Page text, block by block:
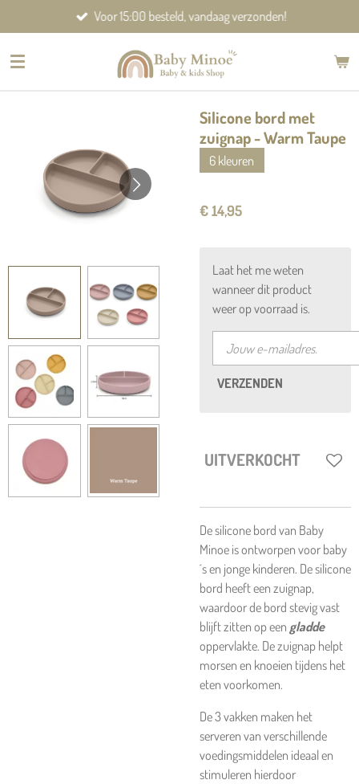
direct
naar
Voor 15:00 besteld, vandaag verzonden!
Silicone bord met
zuignap - Warm Taupe
6 kleuren
€ 14,95
Laat het me weten
wanneer dit product
weer op voorraad is.
VERZENDEN
UITVERKOCHT
De silicone bord van Baby
Minoe is ontworpen voor baby
´s en jonge kinderen. De silicone
bord heeft een zuignap,
waardoor de bord stevig vast
blijft zitten op een gladde
oppervlakte. De zuignap helpt
morsen en knoeien tijdens het
eten voorkomen.
De 3 vakken maken het
serveren van verschillende
voedingsmiddelen ideaal en
stimuleren hierdoor